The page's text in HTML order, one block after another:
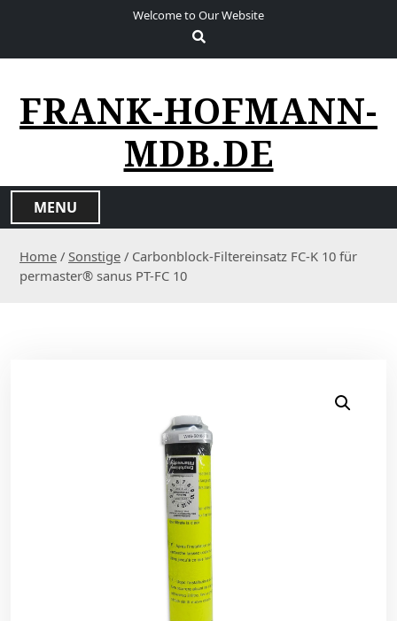
Welcome to Our Website
FRANK-HOFMANN-
MDB.DE
MENU
Home / Sonstige / Carbonblock-Filtereinsatz FC-K 10 für
permaster® sanus PT-FC 10